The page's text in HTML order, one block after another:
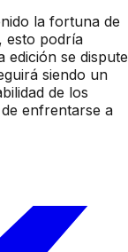
la fortuna de
esto podría
edición se dispute
siendo un
de los
enfrentarse a